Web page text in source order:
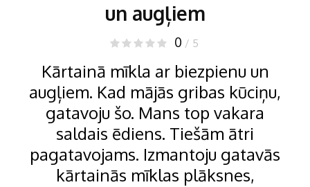
un augļiem
0 / 5
Kārtainā mīkla ar biezpienu un
augļiem. Kad mājās gribas kūciņu,
gatavoju šo. Mans top vakara
saldais ēdiens. Tiešām ātri
pagatavojams. Izmantoju gatavās
kārtainās mīklas plāksnes,